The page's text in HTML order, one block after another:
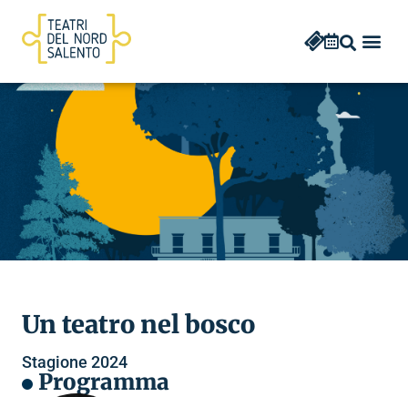
Un teatro nel bosco
Stagione 2024
Programma